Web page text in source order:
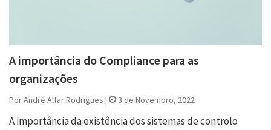
A importância do Compliance para as
organizações
Por André Alfar Rodrigues | 3 de Novembro, 2022
A importância da existência dos sistemas de controlo